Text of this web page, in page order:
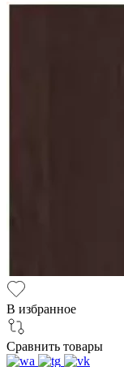
В избранное
Сравнить товары